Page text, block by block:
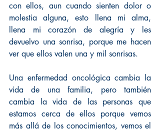
con ellos, aun cuando sienten dolor o
molestia alguna, esto llena mi alma,
llena mi corazón de alegría y les
devuelvo una sonrisa, porque me hacen
ver que ellos valen una y mil sonrisas.
Una enfermedad oncológica cambia la
vida de una familia, pero también
cambia la vida de las personas que
estamos cerca de ellos porque vemos
más allá de los conocimientos, vemos el